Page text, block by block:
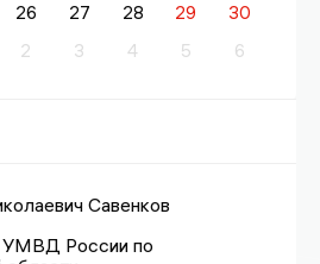
26 27 28 29
30
2 3 4 5 6
Савенков
УМВД России по